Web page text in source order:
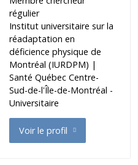
régulier
Institut universitaire sur la
réadaptation en
déficience physique de
Montréal (IURDPM) |
Santé Québec Centre-
Sud-de-l'Île-de-Montréal -
Universitaire
Voir le profil
de Demers Marika